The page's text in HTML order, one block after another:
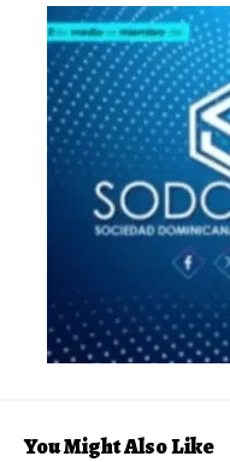
You Might Also Like